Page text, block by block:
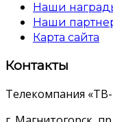
Наши
Наши
Карта сайта
Контакты
Телекомпания